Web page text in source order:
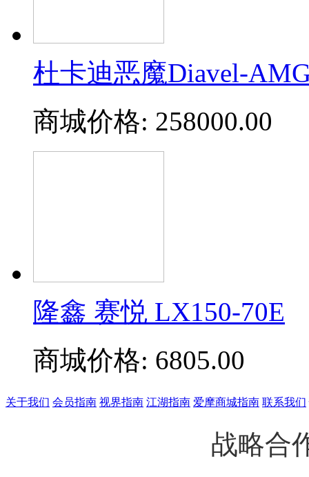
杜卡迪恶魔Diavel-
商城价格: 258000.00
隆鑫 赛悦 LX150-70E
商城价格: 6805.00
关于我们 会员指南 视界指南 江湖指南 爱摩商城指南 联系我们
战略合